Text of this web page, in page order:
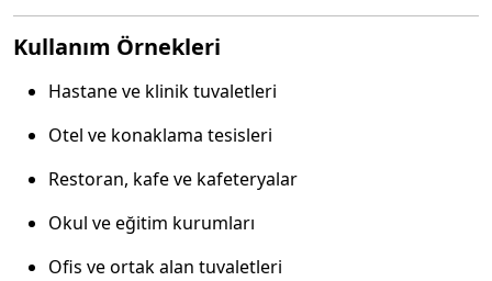
Kullanım Örnekleri
Hastane ve klinik tuvaletleri
Otel ve konaklama tesisleri
Restoran, kafe ve kafeteryalar
Okul ve eğitim kurumları
Ofis ve ortak alan tuvaletleri